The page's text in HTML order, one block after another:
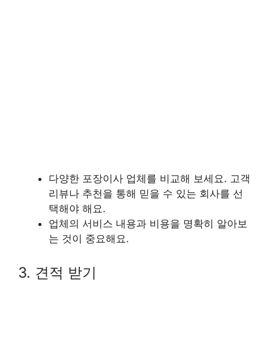
다양한 포장이사 업체를 비교해 보세요. 고객
리뷰나 추천을 통해 믿을 수 있는 회사를 선
택해야 해요.
업체의 서비스 내용과 비용을 명확히 알아보
는 것이 중요해요.
3. 견적 받기